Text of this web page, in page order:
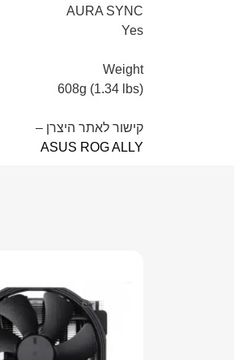
AURA SYNC
Yes
Weight
608g (1.34 lbs)
קישור לאתר היצרן –
ASUS ROG ALLY